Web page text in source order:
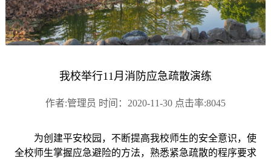
我校举行11月消防应急疏散演练
作者:管理员 时间：2020-11-30 点击率:8045
为创建平安校园，不断提高我校师生的安全意识，使
全校师生掌握应急避险的方法，熟悉紧急疏散的程序要求